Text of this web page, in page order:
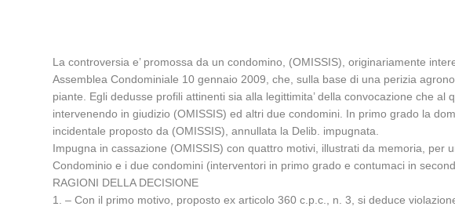
La controversia e’ promossa da un condomino, (OMISSIS), originariamente
Assemblea Condominiale 10 gennaio 2009, che, sulla base di una perizia
piante. Egli dedusse profili attinenti sia alla legittimita’ della convocazione che
intervenendo in giudizio (OMISSIS) ed altri due condomini. In primo grado la
incidentale proposto da (OMISSIS), annullata la Delib. impugnata.
Impugna in cassazione (OMISSIS) con quattro motivi, illustrati da memoria,
Condominio e i due condomini (interventori in primo grado e contumaci in
RAGIONI DELLA DECISIONE
1. – Con il primo motivo, proposto ex articolo 360 c.p.c., n. 3, si deduce